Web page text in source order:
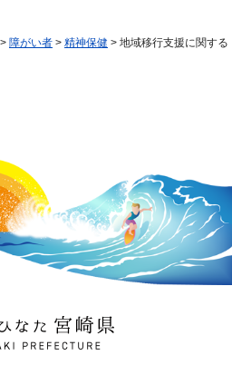
> 障がい者 > 精神保健 > 地域移行支援に関する
た 宮崎県
PREFECTURE